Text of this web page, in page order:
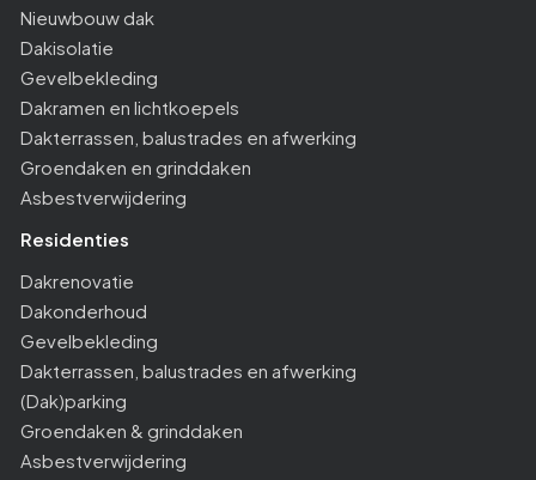
Nieuwbouw dak
Dakisolatie
Gevelbekleding
Dakramen en lichtkoepels
Dakterrassen, balustrades en afwerking
Groendaken en grinddaken
Asbestverwijdering
Residenties
Dakrenovatie
Dakonderhoud
Gevelbekleding
Dakterrassen, balustrades en afwerking
(Dak)parking
Groendaken & grinddaken
Asbestverwijdering